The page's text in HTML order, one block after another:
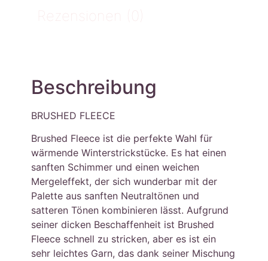
Beschreibung
BRUSHED FLEECE
Brushed Fleece ist die perfekte Wahl für
wärmende Winterstrickstücke. Es hat einen
sanften Schimmer und einen weichen
Mergeleffekt, der sich wunderbar mit der
Palette aus sanften Neutraltönen und
satteren Tönen kombinieren lässt. Aufgrund
seiner dicken Beschaffenheit ist Brushed
Fleece schnell zu stricken, aber es ist ein
sehr leichtes Garn, das dank seiner Mischung